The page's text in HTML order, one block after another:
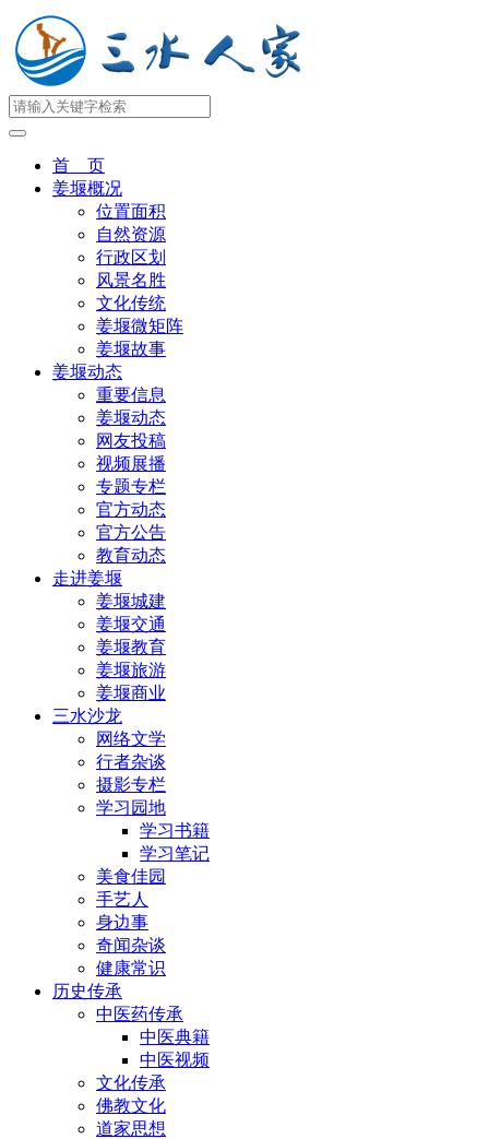
首 页
姜堰概况
位置面积
自然资源
行政区划
风景名胜
文化传统
姜堰微矩阵
姜堰故事
姜堰动态
重要信息
姜堰动态
网友投稿
视频展播
专题专栏
官方动态
官方公告
教育动态
走进姜堰
姜堰城建
姜堰交通
姜堰教育
姜堰旅游
姜堰商业
三水沙龙
网络文学
行者杂谈
摄影专栏
学习园地
学习书籍
学习笔记
美食佳园
手艺人
身边事
奇闻杂谈
健康常识
历史传承
中医药传承
中医典籍
中医视频
文化传承
佛教文化
道家思想